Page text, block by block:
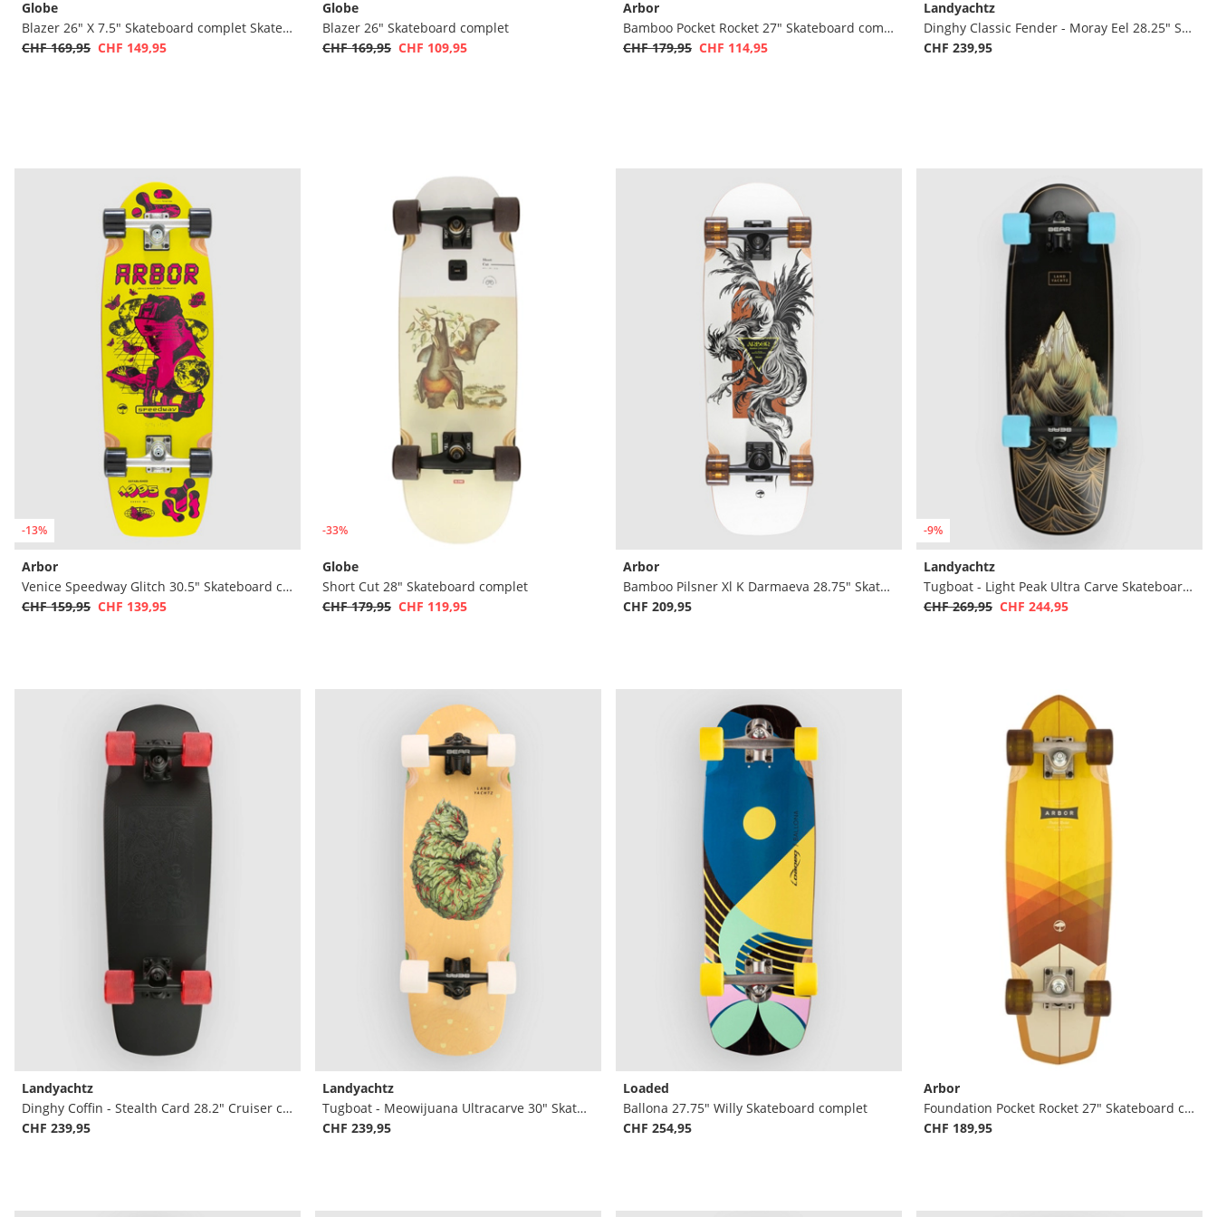
Globe
Blazer 26" X 7.5" Skateboard complet Skateboard complet
CHF 169,95 CHF 149,95
Globe
Blazer 26" Skateboard complet
CHF 169,95 CHF 109,95
Arbor
Bamboo Pocket Rocket 27" Skateboard complet
CHF 179,95 CHF 114,95
Landyachtz
Dinghy Classic Fender - Moray Eel 28.25" Skateboard complet
CHF 239,95
-13%
Arbor
Venice Speedway Glitch 30.5" Skateboard complet
CHF 159,95 CHF 139,95
-33%
Globe
Short Cut 28" Skateboard complet
CHF 179,95 CHF 119,95
Arbor
Bamboo Pilsner Xl K Darmaeva 28.75" Skateboard complet
CHF 209,95
-9%
Landyachtz
Tugboat - Light Peak Ultra Carve Skateboard complet
CHF 269,95 CHF 244,95
Landyachtz
Dinghy Coffin - Stealth Card 28.2" Cruiser complet
CHF 239,95
Landyachtz
Tugboat - Meowijuana Ultracarve 30" Skateboard complet
CHF 239,95
Loaded
Ballona 27.75" Willy Skateboard complet
CHF 254,95
Arbor
Foundation Pocket Rocket 27" Skateboard complet
CHF 189,95